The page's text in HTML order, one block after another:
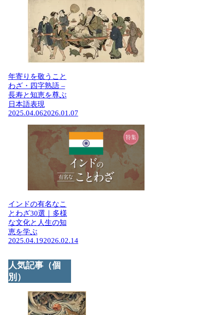
年寄りを敬うこと
わざ・四字熟語 –
長寿と知恵を尊ぶ
日本語表現
2025.04.062026.01.07
インドの有名なこ
とわざ30選｜多様
な文化と人生の知
恵を学ぶ
2025.04.192026.02.14
人気記事（個
別）